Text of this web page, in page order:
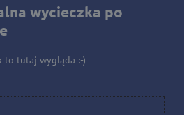
wycieczka po
to tutaj wygląda :-)